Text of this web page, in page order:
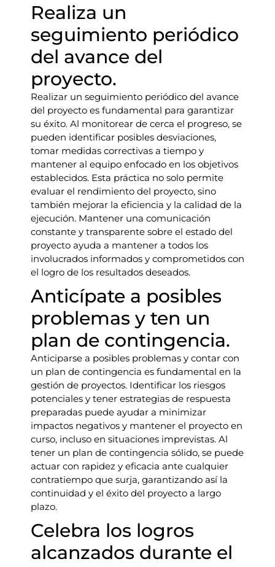
Realiza un
seguimiento periódico
del avance del
proyecto.
Realizar un seguimiento periódico del avance
del proyecto es fundamental para garantizar
su éxito. Al monitorear de cerca el progreso, se
pueden identificar posibles desviaciones,
tomar medidas correctivas a tiempo y
mantener al equipo enfocado en los objetivos
establecidos. Esta práctica no solo permite
evaluar el rendimiento del proyecto, sino
también mejorar la eficiencia y la calidad de la
ejecución. Mantener una comunicación
constante y transparente sobre el estado del
proyecto ayuda a mantener a todos los
involucrados informados y comprometidos con
el logro de los resultados deseados.
Anticípate a posibles
problemas y ten un
plan de contingencia.
Anticiparse a posibles problemas y contar con
un plan de contingencia es fundamental en la
gestión de proyectos. Identificar los riesgos
potenciales y tener estrategias de respuesta
preparadas puede ayudar a minimizar
impactos negativos y mantener el proyecto en
curso, incluso en situaciones imprevistas. Al
tener un plan de contingencia sólido, se puede
actuar con rapidez y eficacia ante cualquier
contratiempo que surja, garantizando así la
continuidad y el éxito del proyecto a largo
plazo.
Celebra los logros
alcanzados durante el